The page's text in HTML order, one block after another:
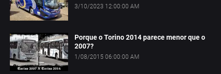
3/10/2023 12:00:00 AM
Porque o Torino 2014 parece menor que o
2007?
1/08/2015 06:00:00 AM